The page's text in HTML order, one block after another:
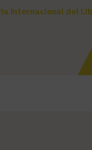
Internacional del